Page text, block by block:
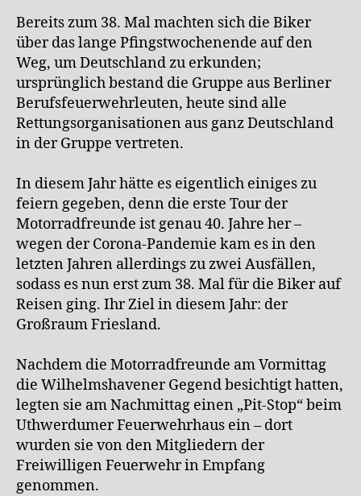
Bereits zum 38. Mal machten sich die Biker
über das lange Pfingstwochenende auf den
Weg, um Deutschland zu erkunden;
ursprünglich bestand die Gruppe aus Berliner
Berufsfeuerwehrleuten, heute sind alle
Rettungsorganisationen aus ganz Deutschland
in der Gruppe vertreten.
In diesem Jahr hätte es eigentlich einiges zu
feiern gegeben, denn die erste Tour der
Motorradfreunde ist genau 40. Jahre her –
wegen der Corona-Pandemie kam es in den
letzten Jahren allerdings zu zwei Ausfällen,
sodass es nun erst zum 38. Mal für die Biker auf
Reisen ging. Ihr Ziel in diesem Jahr: der
Großraum Friesland.
Nachdem die Motorradfreunde am Vormittag
die Wilhelmshavener Gegend besichtigt hatten,
legten sie am Nachmittag einen „Pit-Stop“ beim
Uthwerdumer Feuerwehrhaus ein – dort
wurden sie von den Mitgliedern der
Freiwilligen Feuerwehr in Empfang
genommen.